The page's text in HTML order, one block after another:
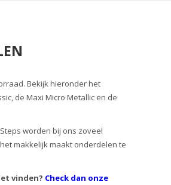
Bekijk hieronder het
de Maxi Micro Metallic en de
worden bij ons zoveel
makkelijk maakt onderdelen te
vinden? Check dan onze